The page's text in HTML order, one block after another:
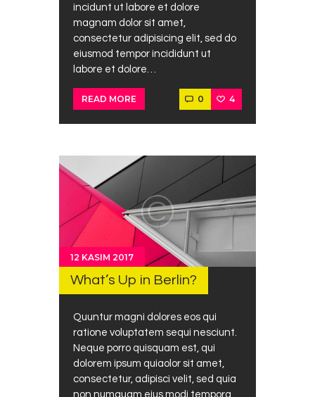
incidunt ut labore et dolore
magnam dolor sit amet,
consectetur adipisicing elit, sed do
eiusmod tempor incididunt ut
labore et dolore…
READ MORE 0 4
12 KASIM 2017
What’s Up in Berlin?
Quuntur magni dolores eos qui
ratione voluptatem sequi nesciunt.
Neque porro quisquam est, qui
dolorem ipsum quiaolor sit amet,
consectetur, adipisci velit, sed quia
non numquam eius modi tempora